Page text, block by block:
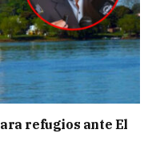
refugios ante El